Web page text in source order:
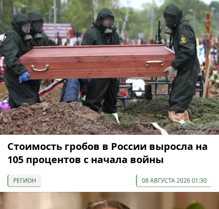
Стоимость гробов в России выросла на
105 процентов с начала войны
РЕГИОН 08 АВГУСТА 2026 01:30